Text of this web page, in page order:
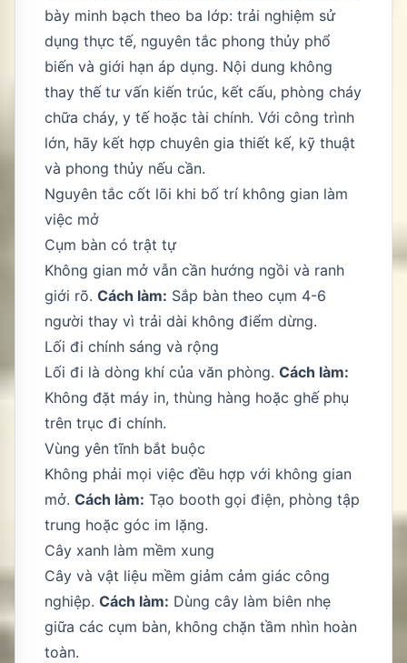
bày minh bạch theo ba lớp: trải nghiệm sử
dụng thực tế, nguyên tắc phong thủy phổ
biến và giới hạn áp dụng. Nội dung không
thay thế tư vấn kiến trúc, kết cấu, phòng cháy
chữa cháy, y tế hoặc tài chính. Với công trình
lớn, hãy kết hợp chuyên gia thiết kế, kỹ thuật
và phong thủy nếu cần.
Nguyên tắc cốt lõi khi bố trí không gian làm
việc mở
Cụm bàn có trật tự
Không gian mở vẫn cần hướng ngồi và ranh
giới rõ. Cách làm: Sắp bàn theo cụm 4-6
người thay vì trải dài không điểm dừng.
Lối đi chính sáng và rộng
Lối đi là dòng khí của văn phòng. Cách làm:
Không đặt máy in, thùng hàng hoặc ghế phụ
trên trục đi chính.
Vùng yên tĩnh bắt buộc
Không phải mọi việc đều hợp với không gian
mở. Cách làm: Tạo booth gọi điện, phòng tập
trung hoặc góc im lặng.
Cây xanh làm mềm xung
Cây và vật liệu mềm giảm cảm giác công
nghiệp. Cách làm: Dùng cây làm biên nhẹ
giữa các cụm bàn, không chặn tầm nhìn hoàn
toàn.